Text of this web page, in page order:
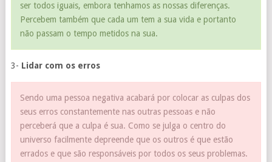
ser todos iguais, embora tenhamos as nossas diferenças.
Percebem também que cada um tem a sua vida e portanto
não passam o tempo metidos na sua.
3- Lidar com os erros
Sendo uma pessoa negativa acabará por colocar as culpas dos
seus erros constantemente nas outras pessoas e não
perceberá que a culpa é sua. Como se julga o centro do
universo facilmente depreende que os outros é que estão
errados e que são responsáveis por todos os seus problemas.